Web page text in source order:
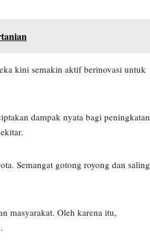
kini semakin aktif berinovasi untuk
dampak nyata bagi peningkatan
Semangat gotong royong dan saling
masyarakat. Oleh karena itu,